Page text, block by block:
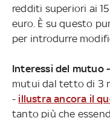
redditi superiori ai
euro. È su questo
per introdurre
Interessi del mutuo -
mutui dal tetto di 3
- illustra ancora il
tanto più che